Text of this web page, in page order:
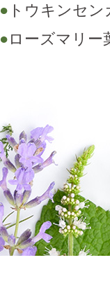
● トウキンセン
● ローズマリー